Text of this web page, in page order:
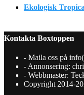
Ekologisk
Kontakta Boxtoppen
- Maila oss på
- Annonsering:
- Webbmaster:
Copyright 2014-